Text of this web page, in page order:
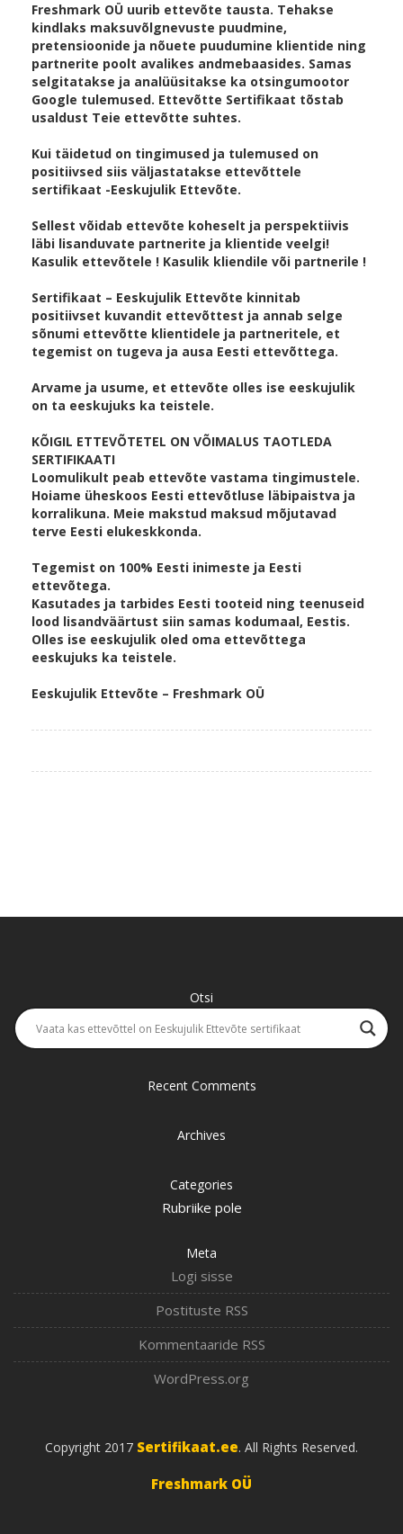
Freshmark OÜ uurib ettevõte tausta. Tehakse
kindlaks maksuvõlgnevuste puudmine,
pretensioonide ja nõuete puudumine klientide ning
partnerite poolt avalikes andmebaasides. Samas
selgitatakse ja analüüsitakse ka otsingumootor
Google tulemused. Ettevõtte Sertifikaat tõstab
usaldust Teie ettevõtte suhtes.
Kui täidetud on tingimused ja tulemused on
positiivsed siis väljastatakse ettevõttele
sertifikaat -Eeskujulik Ettevõte.
Sellest võidab ettevõte koheselt ja perspektiivis
läbi lisanduvate partnerite ja klientide veelgi!
Kasulik ettevõtele ! Kasulik kliendile või partnerile !
Sertifikaat – Eeskujulik Ettevõte kinnitab
positiivset kuvandit ettevõttest ja annab selge
sõnumi ettevõtte klientidele ja partneritele, et
tegemist on tugeva ja ausa Eesti ettevõttega.
Arvame ja usume, et ettevõte olles ise eeskujulik
on ta eeskujuks ka teistele.
KÕIGIL ETTEVÕTETEL ON VÕIMALUS TAOTLEDA
SERTIFIKAATI
Loomulikult peab ettevõte vastama tingimustele.
Hoiame üheskoos Eesti ettevõtluse läbipaistva ja
korralikuna. Meie makstud maksud mõjutavad
terve Eesti elukeskkonda.
Tegemist on 100% Eesti inimeste ja Eesti
ettevõtega.
Kasutades ja tarbides Eesti tooteid ning teenuseid
lood lisandväärtust siin samas kodumaal, Eestis.
Olles ise eeskujulik oled oma ettevõttega
eeskujuks ka teistele.
Eeskujulik Ettevõte – Freshmark OÜ
Otsi
Recent Comments
Archives
Categories
Rubriike pole
Meta
Logi sisse
Postituste RSS
Kommentaaride RSS
WordPress.org
Copyright 2017 Sertifikaat.ee. All Rights Reserved.
Freshmark OÜ